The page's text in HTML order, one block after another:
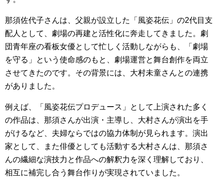
那須佐代子さんは、父親が設立した「風姿花伝」の2代目支
配人として、劇場の再建と活性化に奔走してきました。劇
団青年座の看板女優として忙しく活動しながらも、「劇場
を守る」という使命感のもと、劇場運営と舞台創作を両立
させてきたのです。その背景には、大村未童さんとの連携
がありました。
例えば、「風姿花伝プロデュース」として上演された多く
の作品は、那須さんが出演・主導し、大村さんが演出を手
がけるなど、夫婦ならではの協力体制が見られます。演出
家として、また俳優としても活動する大村さんは、那須さ
んの繊細な演技力と作品への解釈力を深く理解しており、
相互に補完し合う舞台作りが実現されていました。